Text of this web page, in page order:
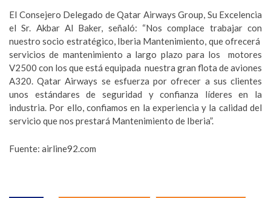
El Consejero Delegado de Qatar Airways Group, Su Excelencia
el Sr. Akbar Al Baker, señaló: “Nos complace trabajar con
nuestro socio estratégico, Iberia Mantenimiento, que ofrecerá
servicios de mantenimiento a largo plazo para los motores
V2500 con los que está equipada nuestra gran flota de aviones
A320. Qatar Airways se esfuerza por ofrecer a sus clientes
unos estándares de seguridad y confianza líderes en la
industria. Por ello, confiamos en la experiencia y la calidad del
servicio que nos prestará Mantenimiento de Iberia”.
Fuente: airline92.com